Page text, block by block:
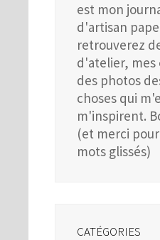
est mon
d'artisan
retrouverez
d'atelier, mes
des photos
choses qui
m'inspirent.
(et merci
mots glissés)
CATÉGORIES